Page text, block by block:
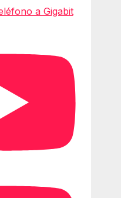
a Gigabit